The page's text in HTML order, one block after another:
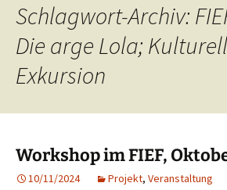
Schlagwort-Archiv:
Die arge Lola;
Exkursion
Workshop im FIEF,
10/11/2024 Projekt, Veranstaltung